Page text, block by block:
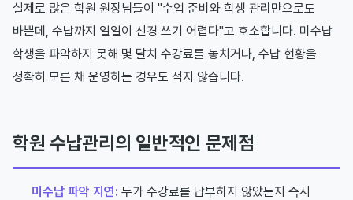
실제로 많은 학원 원장님들이 "수업 준비와 학생 관리만으로도
바쁜데, 수납까지 일일이 신경 쓰기 어렵다"고 호소합니다. 미수납
학생을 파악하지 못해 몇 달치 수강료를 놓치거나, 수납 현황을
정확히 모른 채 운영하는 경우도 적지 않습니다.
학원 수납관리의 일반적인 문제점
미수납 파악 지연: 누가 수강료를 납부하지 않았는지 즉시